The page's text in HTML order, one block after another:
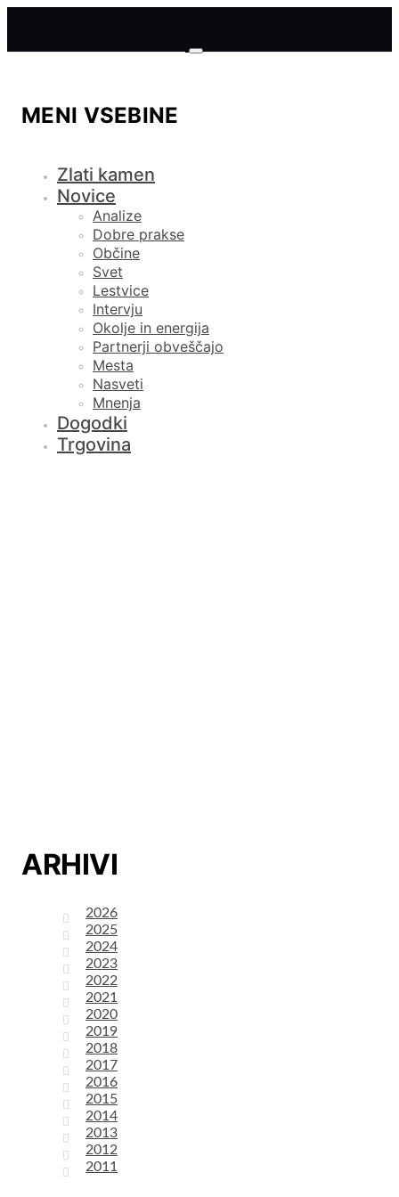
MENI VSEBINE
Zlati kamen
Novice
Analize
Dobre prakse
Občine
Svet
Lestvice
Intervju
Okolje in energija
Partnerji obveščajo
Mesta
Nasveti
Mnenja
Dogodki
Trgovina
ARHIVI
2026
2025
2024
2023
2022
2021
2020
2019
2018
2017
2016
2015
2014
2013
2012
2011